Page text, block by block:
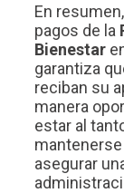
En
pagos de la
Bienestar
garantiza
reciban su
manera
estar al
asegurar